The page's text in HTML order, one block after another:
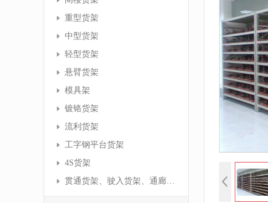
重型货架
中型货架
轻型货架
悬臂货架
模具架
镀铬货架
流利货架
工字钢平台货架
4S货架
贯通货架、驶入货架、通廊货架